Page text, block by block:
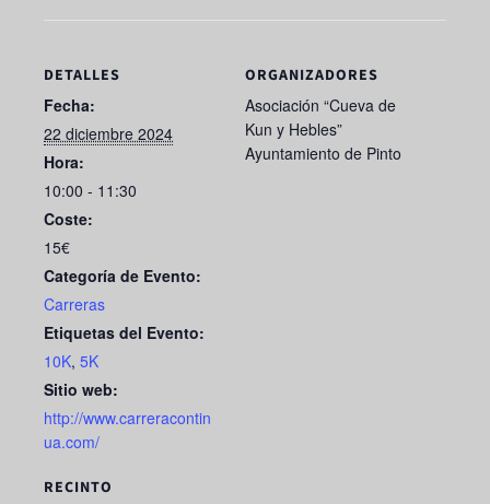
o
k
DETALLES
Fecha:
22 diciembre 2024
Hora:
10:00 - 11:30
Coste:
15€
Categoría de Evento:
Carreras
Etiquetas del Evento:
10K, 5K
Sitio web:
http://www.carreracontin
ua.com/
RECINTO
ORGANIZADORES
Asociación “Cueva de
Kun y Hebles”
Ayuntamiento de Pinto